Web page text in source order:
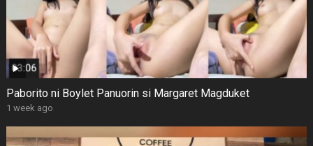
Paborito ni Boylet Panuorin si Margaret Magduket
1 week ago